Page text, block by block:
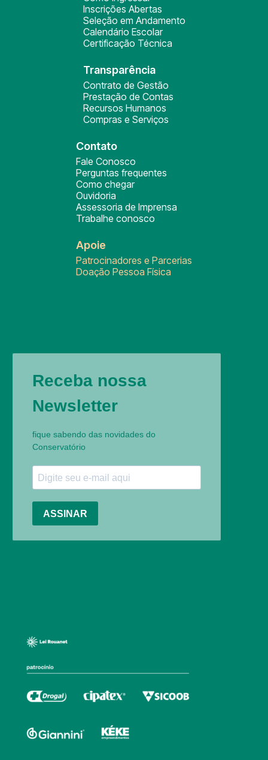
Inscrições Abertas
Seleção em Andamento
Calendário Escolar
Certificação Técnica
Transparência
Contrato de Gestão
Prestação de Contas
Recursos Humanos
Compras e Serviços
Contato
Fale Conosco
Perguntas frequentes
Como chegar
Ouvidoria
Assessoria de Imprensa
Trabalhe conosco
Apoie
Patrocinadores e Parcerias
Doação Pessoa Física